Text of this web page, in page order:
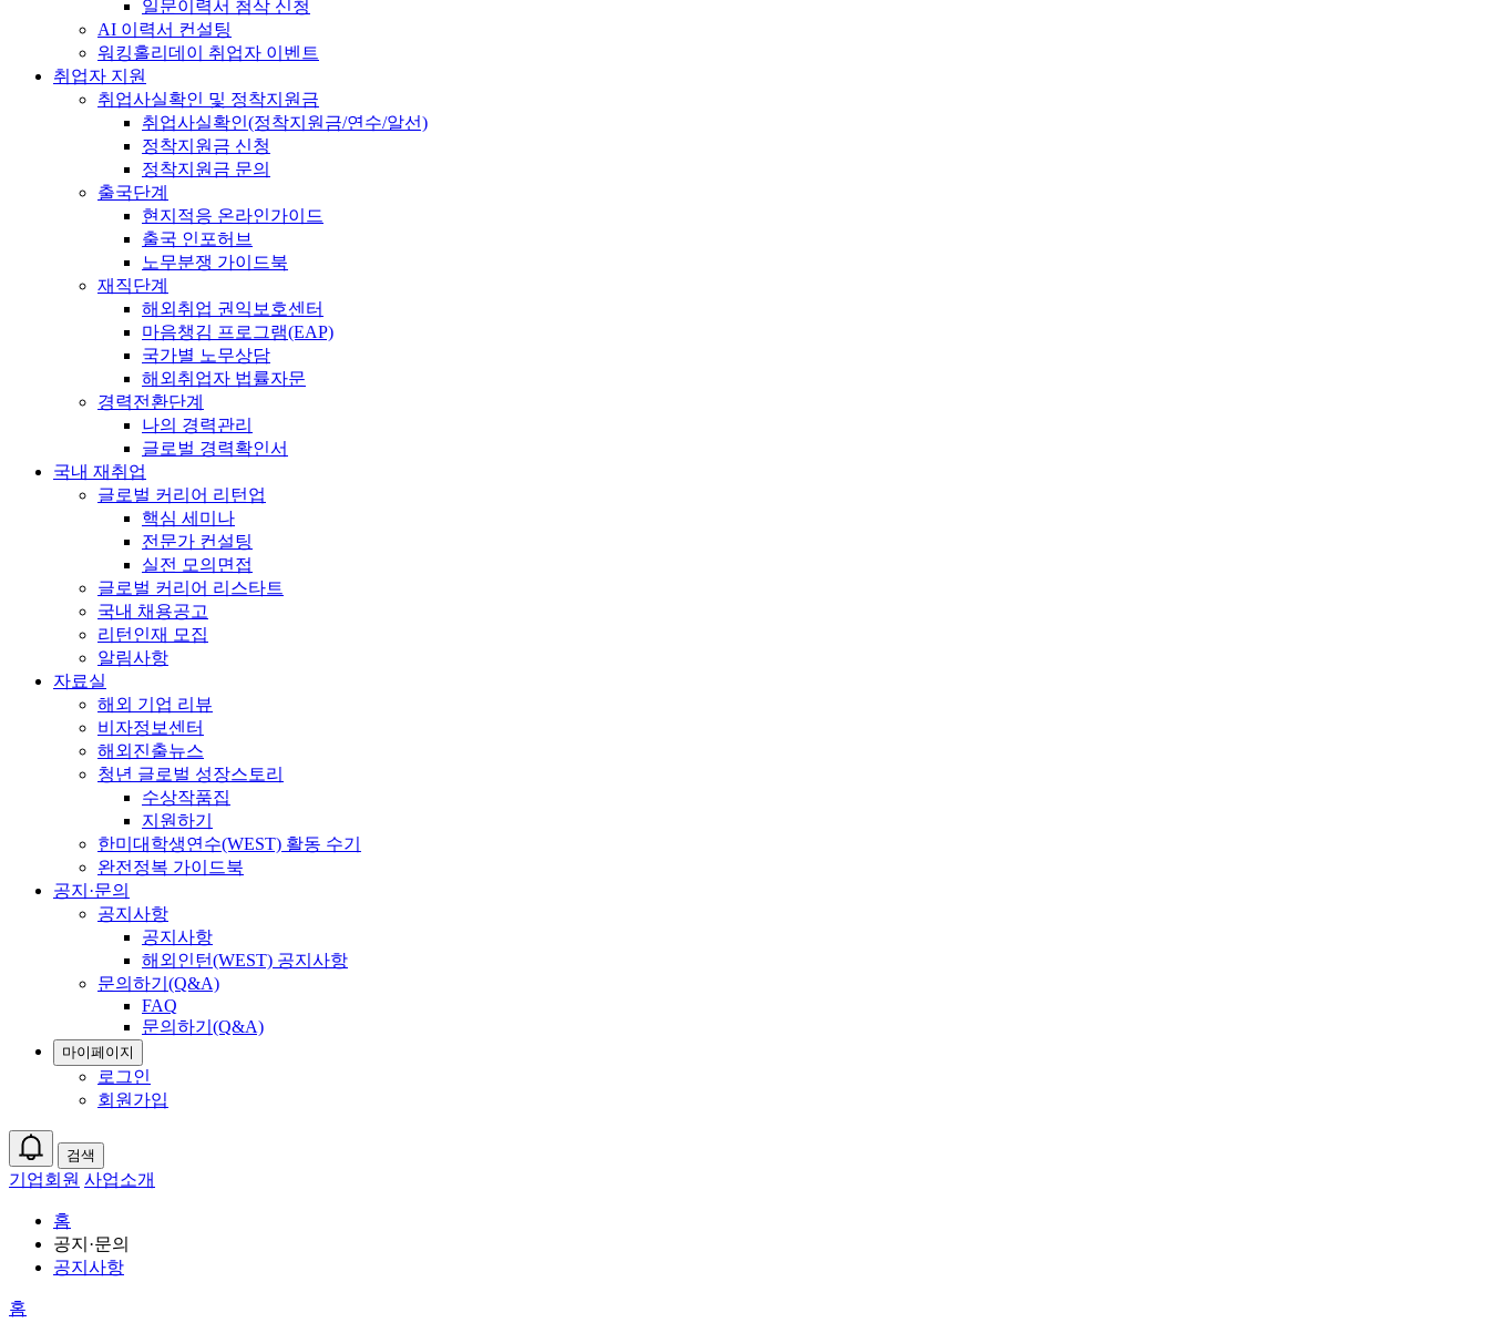
일문이력서 첨삭 신청
AI 이력서 컨설팅
워킹홀리데이 취업자 이벤트
취업자 지원
취업사실확인 및 정착지원금
취업사실확인(정착지원금/연수/알선)
정착지원금 신청
정착지원금 문의
출국단계
현지적응 온라인가이드
출국 인포허브
노무분쟁 가이드북
재직단계
해외취업 권익보호센터
마음챙김 프로그램(EAP)
국가별 노무상담
해외취업자 법률자문
경력전환단계
나의 경력관리
글로벌 경력확인서
국내 재취업
글로벌 커리어 리턴업
핵심 세미나
전문가 컨설팅
실전 모의면접
글로벌 커리어 리스타트
국내 채용공고
리턴인재 모집
알림사항
자료실
해외 기업 리뷰
비자정보센터
해외진출뉴스
청년 글로벌 성장스토리
수상작품집
지원하기
한미대학생연수(WEST) 활동 수기
완전정복 가이드북
공지·문의
공지사항
공지사항
해외인턴(WEST) 공지사항
문의하기(Q&A)
FAQ
문의하기(Q&A)
마이페이지
로그인
회원가입
검색
기업회원 사업소개
홈
공지·문의
공지사항
홈